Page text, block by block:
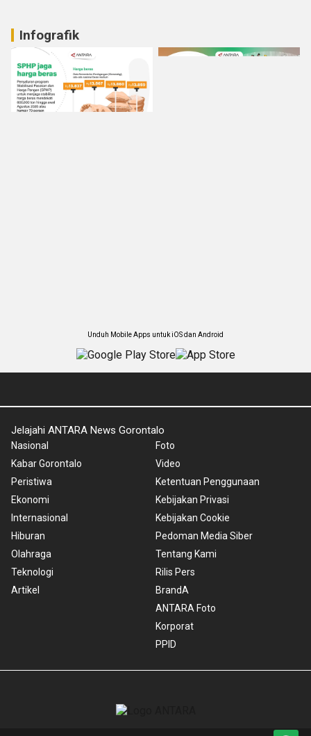
Infografik
Unduh Mobile Apps untuk iOS dan Android
Jelajahi ANTARA News Gorontalo
Nasional
Kabar Gorontalo
Peristiwa
Ekonomi
Internasional
Hiburan
Olahraga
Teknologi
Artikel
Foto
Video
Ketentuan Penggunaan
Kebijakan Privasi
Kebijakan Cookie
Pedoman Media Siber
Tentang Kami
Rilis Pers
BrandA
ANTARA Foto
Korporat
PPID